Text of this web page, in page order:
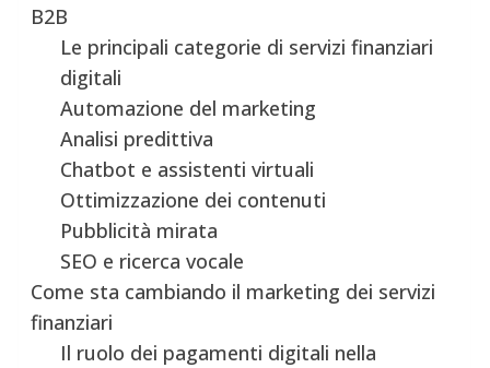
B2B
Le principali categorie di servizi finanziari
digitali
Automazione del marketing
Analisi predittiva
Chatbot e assistenti virtuali
Ottimizzazione dei contenuti
Pubblicità mirata
SEO e ricerca vocale
Come sta cambiando il marketing dei servizi
finanziari
Il ruolo dei pagamenti digitali nella